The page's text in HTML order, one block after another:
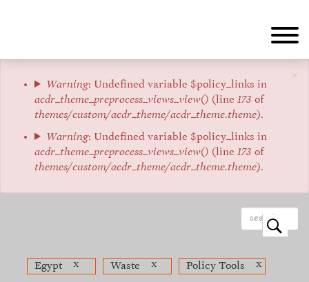
×
Message
d'erreur
Warning: Undefined variable $policy_links in
acdr_theme_preprocess_views_view() (line 173 of
themes/custom/acdr_theme/acdr_theme.theme).
Warning: Undefined variable $policy_links in
acdr_theme_preprocess_views_view() (line 173 of
themes/custom/acdr_theme/acdr_theme.theme).
o
Egypt x Waste x Policy Tools x